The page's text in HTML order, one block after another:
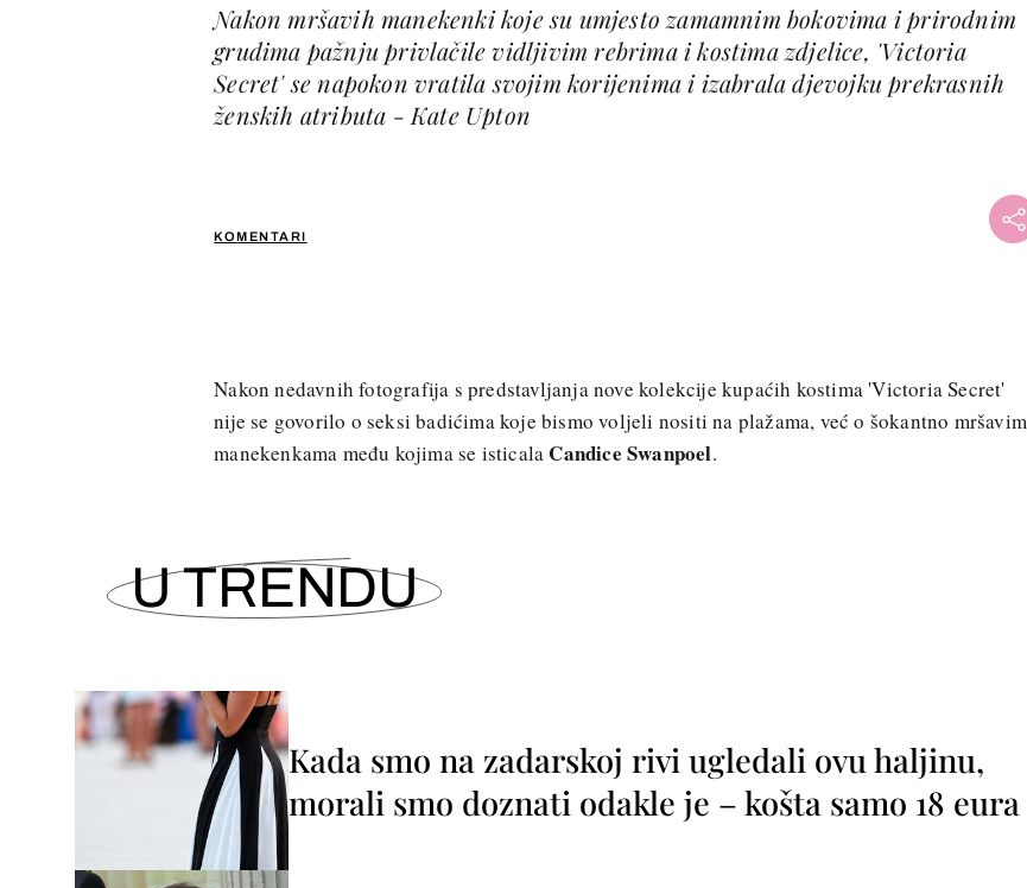
KOMENTARI
Nakon mršavih manekenki koje su umjesto zamamnim bokovima i prirodnim
grudima pažnju privlačile vidljivim rebrima i kostima zdjelice, 'Victoria
Secret' se napokon vratila svojim korijenima i izabrala djevojku prekrasnih
ženskih atributa - Kate Upton
WhatsApp
Viber
Nakon nedavnih fotografija s predstavljanja nove kolekcije kupaćih kostima 'Victoria Secret'
nije se govorilo o seksi badićima koje bismo voljeli nositi na plažama, već o šokantno mršavim
manekenkama među kojima se isticala Candice Swanpoel.
U TRENDU
Kada smo na zadarskoj rivi ugledali ovu haljinu,
morali smo doznati odakle je – košta samo 18 eura